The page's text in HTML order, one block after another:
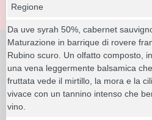
Regione
Da uve syrah 50%, cabernet
Maturazione in barrique di rovere
Rubino scuro. Un olfatto composto,
una vena leggermente balsamica
fruttata vede il mirtillo, la mora e la
vivace con un tannino intenso che
vino.